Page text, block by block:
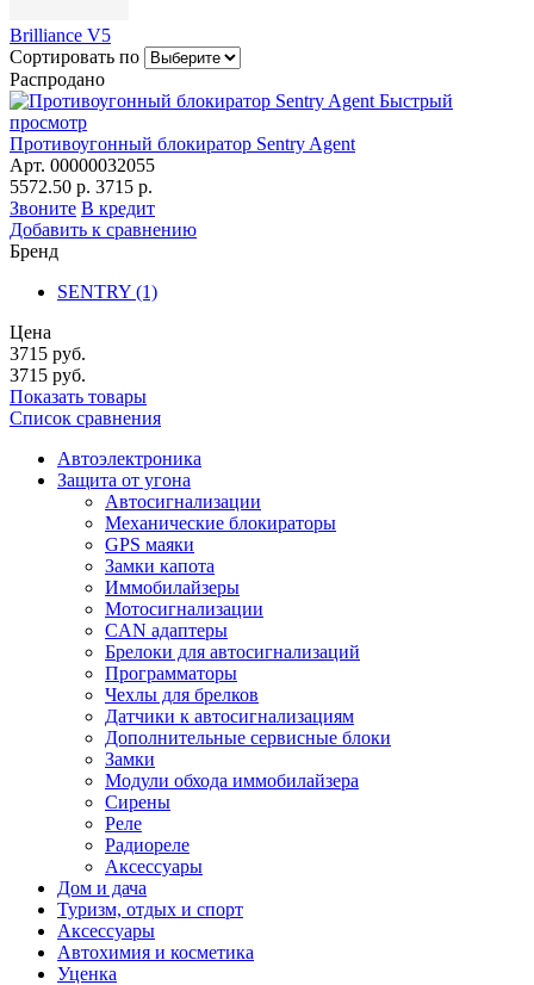
Brilliance V5
Сортировать по
Распродано
Быстрый
просмотр
Противоугонный блокиратор Sentry Agent
Арт. 00000032055
5572.50 р. 3715 р.
Звоните В кредит
Добавить к сравнению
Бренд
SENTRY (1)
Цена
3715 руб.
3715 руб.
Показать товары
Список сравнения
Автоэлектроника
Защита от угона
Автосигнализации
Механические блoкираторы
GPS маяки
Замки капота
Иммобилайзеры
Мотосигнализации
CAN адаптеры
Брелоки для автосигнализаций
Программаторы
Чехлы для брелков
Датчики к автосигнализациям
Дополнительные сервисные блоки
Замки
Модули обхода иммобилайзера
Сирены
Реле
Радиореле
Аксессуары
Дом и дача
Туризм, отдых и спорт
Аксессуары
Автохимия и косметика
Уценка